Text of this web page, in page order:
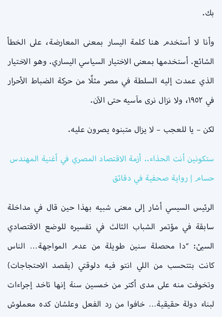
بك.
وأنا لا أستخدم هنا كلمة اليسار بمعنى المعارضة، على الخطأ
الشائع. أستخدمها بمعنى الاختيار السياسي اليساري. وهو الاختيار
الذي عمدت إليه السلطة في مصر مثلًا من حركة الضباط الأحرار
في ١٩٥٢، ولا نزال نرى مآسيه حتى الآن.
لكن – يا للعجب – لا يزال متبنوه يصرون عليه.
ستكونين أنت الحذاء.. أزمة الاقتصاد المصري في أغنية المهندس
حسام | رواية صحفية في دقائق
الرئيس السيسي أشار إلى معنى شبيه بهذا حين قال في مداخلة
سابقة في مؤتمر الشباب الثالث في تفسيره للوضع الاقتصادي
السيئ: “دا محصلة سنين طويلة من عدم المواجهة… الناس
كانت بتتحسب من اللي انتو فيه دلوقتي (يقصد الاحتجاجات)
وتخوفت منه على مدى أكتر من خمسين سنة إنها تاخد إجراءات
لبناء دولة حقيقية… خافوا من رد الفعل وعلشان كده معملوش